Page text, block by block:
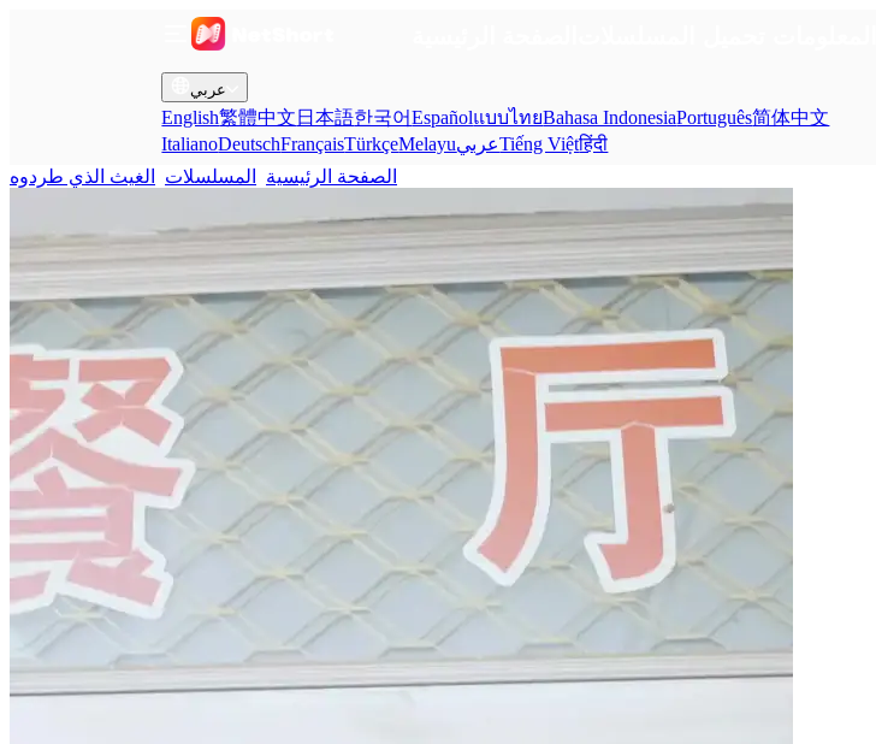
عربي
English繁體中文 日本語한국어EspañolแบบไทยBahasa IndonesiaPortuguês简体中文
ItalianoDeutschFrançaisTürkçeMelayuعربيTiếng Việtहिंदी
الصفحة الرئيسية
المسلسلات الغيث الذي طردوه